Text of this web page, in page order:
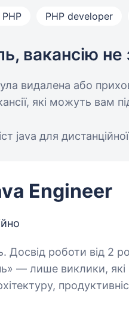
PHP developer
вакансію не
видалена або
які можуть вам
java для
Engineer
роботи від 2 років.
— лише виклики,